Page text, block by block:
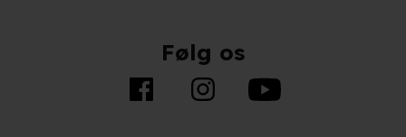
Følg os